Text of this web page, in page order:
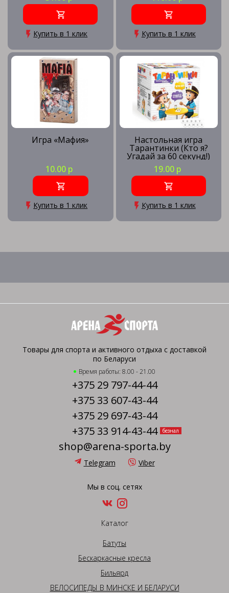
Купить в 1 клик Купить в 1 клик
Игра «Мафия»
10.00 р
Купить в 1 клик
Настольная игра
Тарантинки (Кто я?
Угадай за 60 секунд!)
подарочная упаковка
19.00 р
Купить в 1 клик
Товары для спорта и активного отдыха с доставкой
по Беларуси
Время работы: 8.00 - 21.00
+375 29 797-44-44
+375 33 607-43-44
+375 29 697-43-44
+375 33 914-43-44
безнал
shop@arena-sporta.by
Telegram Viber
Мы в соц. сетях
Каталог
Батуты
Бескаркасные кресла
Бильярд
ВЕЛОСИПЕДЫ В МИНСКЕ И БЕЛАРУСИ